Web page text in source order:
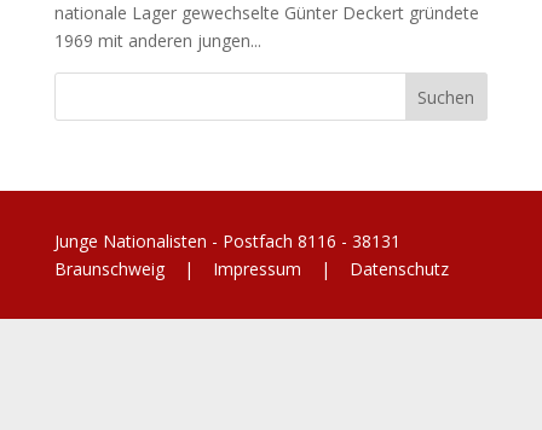
nationale Lager gewechselte Günter Deckert gründete
1969 mit anderen jungen...
Junge Nationalisten - Postfach 8116 - 38131
Braunschweig | Impressum | Datenschutz